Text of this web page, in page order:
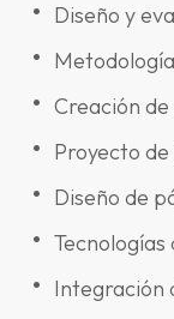
Diseño y
Creación
Proyecto
Diseño de
Integración